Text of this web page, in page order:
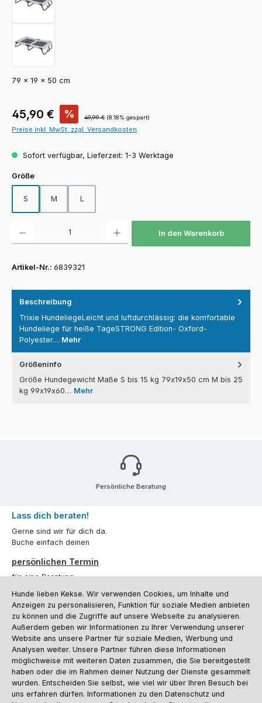
79 × 19 × 50 cm
Verkaufspreis:
45,90 € % Regulärer Preis:
49,99 € (8.18% gespart)
Preise inkl. MwSt. zzgl. Versandkosten
Sofort verfügbar, Lieferzeit: 1-3 Werktage
Größeauswählen
S M L
In den Warenkorb
Artikel-Nr.: 6839321
Beschreibung
Trixie HundeliegeLeicht und luftdurchlässig: die komfortable
Hundeliege für heiße TageSTRONG Edition- Oxford-
Polyester… Mehr
Größeninfo
Größe Hundegewicht Maße S bis 15 kg 79x19x50 cm M bis 25
kg 99x19x60… Mehr
Persönliche Beratung
Lass dich beraten!
Gerne sind wir für dich da.
Buche einfach deinen
persönlichen Termin
für eine Beratung.
Oder über unserKontaktformular.
Vertrag widerrufen
Kundenservice
Informationen
Hunde lieben Kekse. Wir verwenden Cookies, um Inhalte und
Anzeigen zu personalisieren, Funktion für soziale Medien anbieten
zu können und die Zugriffe auf unsere Webseite zu analysieren.
Außerdem geben wir Informationen zu Ihrer Verwendung unserer
Website ans unsere Partner für soziale Medien, Werbung und
Analysen weiter. Unsere Partner führen diese Informationen
möglichweise mit weiteren Daten zusammen, die Sie bereitgestellt
haben oder die im Rahmen deiner Nutzung der Dienste gesammelt
wurden. Entscheiden Sie selbst, wie viel wir über Ihren Besuch bei
uns erfahren dürfen. Informationen zu den Datenschutz und